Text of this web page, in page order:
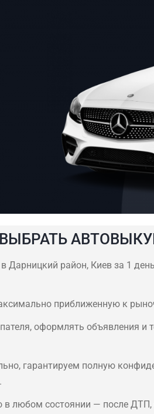
район, Киев за 1
приближенную к
оформлять объявления и
гарантируем полную
в любом состоянии — после ДТП,